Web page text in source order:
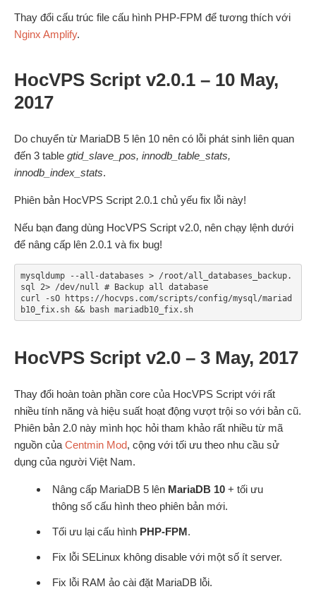
Thay đổi cấu trúc file cấu hình PHP-FPM để tương thích với
Nginx Amplify.
HocVPS Script v2.0.1 – 10 May,
2017
Do chuyển từ MariaDB 5 lên 10 nên có lỗi phát sinh liên quan
đến 3 table gtid_slave_pos, innodb_table_stats,
innodb_index_stats.
Phiên bản HocVPS Script 2.0.1 chủ yếu fix lỗi này!
Nếu bạn đang dùng HocVPS Script v2.0, nên chạy lệnh dưới
để nâng cấp lên 2.0.1 và fix bug!
mysqldump --all-databases > /root/all_databases_backup.
sql 2> /dev/null # Backup all database
curl -sO https://hocvps.com/scripts/config/mysql/mariad
b10_fix.sh && bash mariadb10_fix.sh
HocVPS Script v2.0 – 3 May, 2017
Thay đổi hoàn toàn phần core của HocVPS Script với rất
nhiều tính năng và hiệu suất hoạt động vượt trội so với bản cũ.
Phiên bản 2.0 này mình học hỏi tham khảo rất nhiều từ mã
nguồn của Centmin Mod, cộng với tối ưu theo nhu cầu sử
dụng của người Việt Nam.
Nâng cấp MariaDB 5 lên MariaDB 10 + tối ưu
thông số cấu hình theo phiên bản mới.
Tối ưu lại cấu hình PHP-FPM.
Fix lỗi SELinux không disable với một số ít server.
Fix lỗi RAM ảo cài đặt MariaDB lỗi.